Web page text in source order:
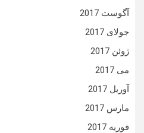
آگوست 2017
جولای 2017
ژوئن 2017
می 2017
آوریل 2017
مارس 2017
فوریه 2017